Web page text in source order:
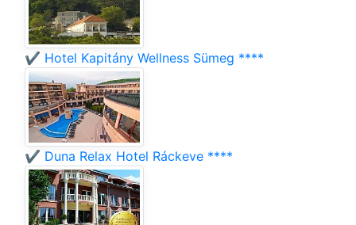
✔️ Hotel Kapitány Wellness Sümeg ****
✔️ Duna Relax Hotel Ráckeve ****